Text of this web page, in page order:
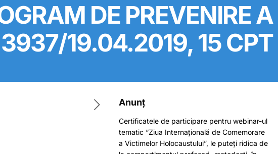
DE PREVENIRE A
19.04.2019, 15 CPT
Anunț
Certificatele de participare pentru webinar-ul
tematic “Ziua Internațională de Comemorare
a Victimelor Holocaustului”, le puteți ridica de